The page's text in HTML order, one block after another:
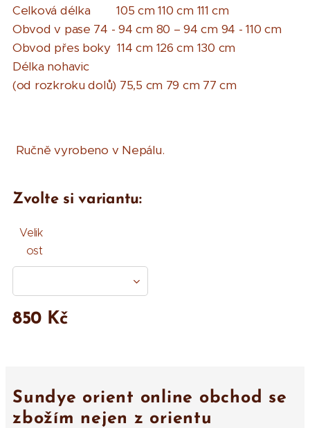
Celková délka 105 cm 110 cm 111 cm
Obvod v pase 74 - 94 cm 80 – 94 cm 94 - 110 cm
Obvod přes boky 114 cm 126 cm 130 cm
Délka nohavic
(od rozkroku dolů) 75,5 cm 79 cm 77 cm
Ručně vyrobeno v Nepálu.
Zvolte si variantu:
Velik
ost
850 Kč
Sundye orient online obchod se
zbožím nejen z orientu